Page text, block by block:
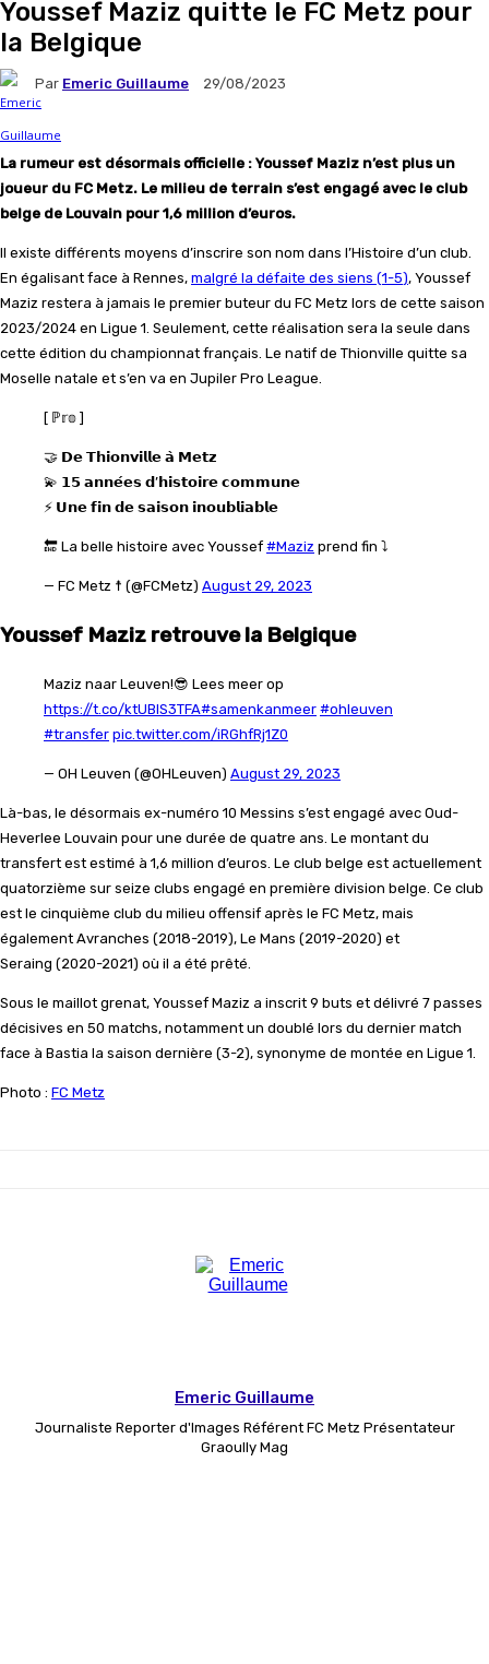
Youssef Maziz quitte le FC Metz pour
la Belgique
Par Emeric Guillaume 29/08/2023
La rumeur est désormais officielle : Youssef Maziz n’est plus un
joueur du FC Metz. Le milieu de terrain s’est engagé avec le club
belge de Louvain pour 1,6 million d’euros.
Il existe différents moyens d’inscrire son nom dans l’Histoire d’un club.
En égalisant face à Rennes, malgré la défaite des siens (1-5), Youssef
Maziz restera à jamais le premier buteur du FC Metz lors de cette saison
2023/2024 en Ligue 1. Seulement, cette réalisation sera la seule dans
cette édition du championnat français. Le natif de Thionville quitte sa
Moselle natale et s’en va en Jupiler Pro League.
[ ℙ𝕣𝕠 ]
🤝 𝗗𝗲 𝗧𝗵𝗶𝗼𝗻𝘃𝗶𝗹𝗹𝗲 𝗮̀ 𝗠𝗲𝘁𝘇
💫 𝟭𝟱 𝗮𝗻𝗻𝗲́𝗲𝘀 𝗱’𝗵𝗶𝘀𝘁𝗼𝗶𝗿𝗲 𝗰𝗼𝗺𝗺𝘂𝗻𝗲
⚡️ 𝗨𝗻𝗲 𝗳𝗶𝗻 𝗱𝗲 𝘀𝗮𝗶𝘀𝗼𝗻 𝗶𝗻𝗼𝘂𝗯𝗹𝗶𝗮𝗯𝗹𝗲
🔚 La belle histoire avec Youssef #Maziz prend fin ⤵️
— FC Metz ☨ (@FCMetz) August 29, 2023
Youssef Maziz retrouve la Belgique
Maziz naar Leuven!😎 Lees meer op
https://t.co/ktUBlS3TFA#samenkanmeer #ohleuven
#transfer pic.twitter.com/iRGhfRj1Z0
— OH Leuven (@OHLeuven) August 29, 2023
Là-bas, le désormais ex-numéro 10 Messins s’est engagé avec Oud-
Heverlee Louvain pour une durée de quatre ans. Le montant du
transfert est estimé à 1,6 million d’euros. Le club belge est actuellement
quatorzième sur seize clubs engagé en première division belge. Ce club
est le cinquième club du milieu offensif après le FC Metz, mais
également Avranches (2018-2019), Le Mans (2019-2020) et
Seraing (2020-2021) où il a été prêté.
Sous le maillot grenat, Youssef Maziz a inscrit 9 buts et délivré 7 passes
décisives en 50 matchs, notamment un doublé lors du dernier match
face à Bastia la saison dernière (3-2), synonyme de montée en Ligue 1.
Photo : FC Metz
Emeric Guillaume
Journaliste Reporter d'Images Référent FC Metz Présentateur
Graoully Mag